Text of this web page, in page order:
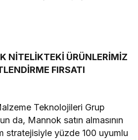
NİTELİKTEKİ ÜRÜNLERİMİZ
FIRSATI
Teknolojileri Grup
da, Mannok satın almasının
stratejisiyle yüzde 100 uyumlu